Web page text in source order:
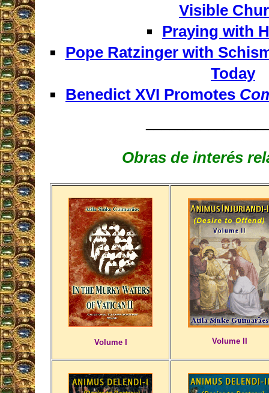
Visible
Praying with
Pope Ratzinger with
Today
Benedict XVI Promotes
Obras de interés
Volume I Volume II